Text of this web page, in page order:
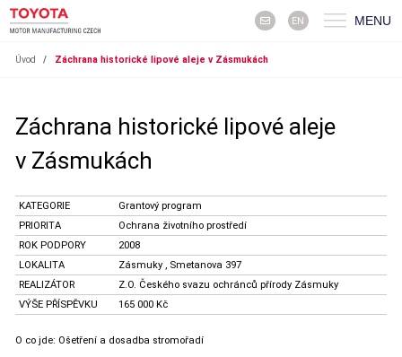
EN MENU
Úvod / Záchrana historické lipové aleje v Zásmukách
Záchrana historické lipové aleje
v Zásmukách
KATEGORIE
Grantový program
PRIORITA
Ochrana životního prostředí
ROK PODPORY
2008
LOKALITA
Zásmuky , Smetanova 397
REALIZÁTOR
Z.O. Českého svazu ochránců přírody Zásmuky
VÝŠE PŘÍSPĚVKU
165 000 Kč
O co jde: Ošetření a dosadba stromořadí